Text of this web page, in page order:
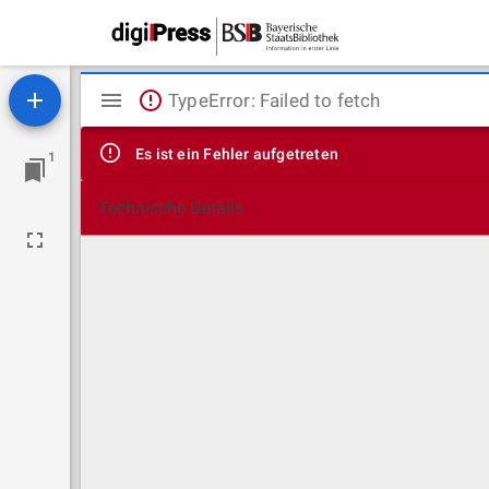
1
Mirador
Viewer
TypeError: Failed to fetch
Es ist ein Fehler aufgetreten
Technische Details